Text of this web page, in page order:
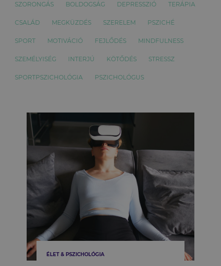
SZORONGÁS BOLDOGSÁG DEPRESSZIÓ TERÁPIA
CSALÁD MEGKÜZDÉS SZERELEM PSZICHÉ
SPORT MOTIVÁCIÓ FEJLŐDÉS MINDFULNESS
SZEMÉLYISÉG INTERJÚ KÖTŐDÉS STRESSZ
SPORTPSZICHOLÓGIA PSZICHOLÓGUS
ÉLET & PSZICHOLÓGIA